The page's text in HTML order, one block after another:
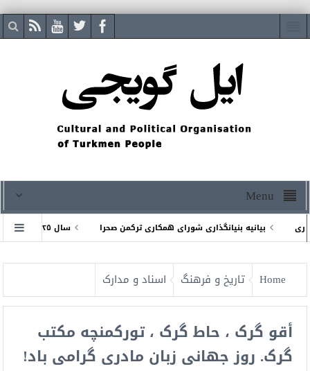
Menu
بیانیه بنیانگذاری شورای همكارى تركمن صحرا
سال ۲۰۲۵ میلادی پیشاپیش مبارک
Home تاریخ و فرهنگ اسناد و مدارک
أقو گرک ، حاط گرک ، تورکمنچه مکتب
گرک. روز جهانی زبان مادری گرامی باد!